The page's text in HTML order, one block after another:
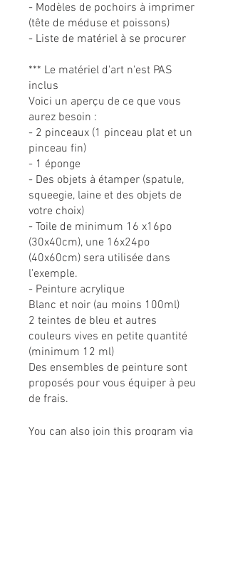
- Modèles de pochoirs à imprimer
(tête de méduse et poissons)
- Liste de matériel à se procurer
*** Le matériel d'art n'est PAS
inclus
Voici un aperçu de ce que vous
aurez besoin :
- 2 pinceaux (1 pinceau plat et un
pinceau fin)
- 1 éponge
- Des objets à étamper (spatule,
squeegie, laine et des objets de
votre choix)
- Toile de minimum 16 x16po
(30x40cm), une 16x24po
(40x60cm) sera utilisée dans
l'exemple.
- Peinture acrylique
Blanc et noir (au moins 100ml)
2 teintes de bleu et autres
couleurs vives en petite quantité
(minimum 12 ml)
Des ensembles de peinture sont
proposés pour vous équiper à peu
de frais.
You can also join this program via